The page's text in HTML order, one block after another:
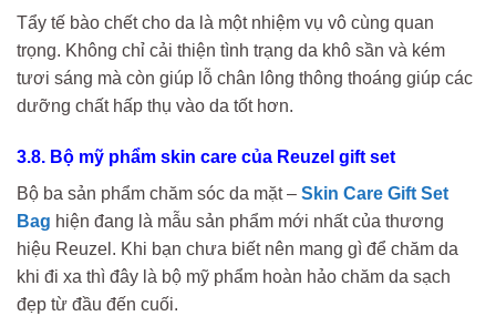
Tẩy tế bào chết cho da là một nhiệm vụ vô cùng quan
trọng. Không chỉ cải thiện tình trạng da khô sần và kém
tươi sáng mà còn giúp lỗ chân lông thông thoáng giúp các
dưỡng chất hấp thụ vào da tốt hơn.
3.8. Bộ mỹ phẩm skin care của Reuzel gift set
Bộ ba sản phẩm chăm sóc da mặt – Skin Care Gift Set
Bag hiện đang là mẫu sản phẩm mới nhất của thương
hiệu Reuzel. Khi bạn chưa biết nên mang gì để chăm da
khi đi xa thì đây là bộ mỹ phẩm hoàn hảo chăm da sạch
đẹp từ đầu đến cuối.